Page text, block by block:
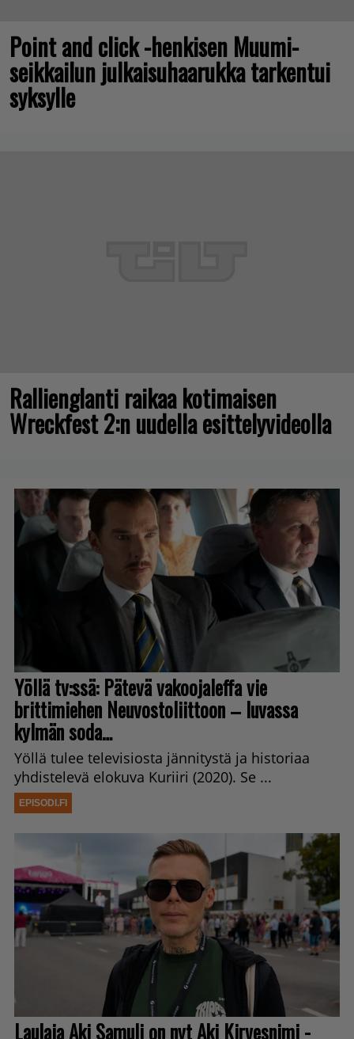
Point and click -henkisen Muumi-
seikkailun julkaisuhaarukka tarkentui
syksylle
Rallienglanti raikaa kotimaisen
Wreckfest 2:n uudella esittelyvideolla